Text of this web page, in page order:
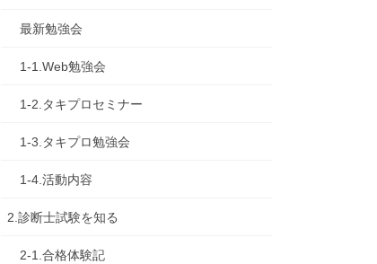
最新勉強会
1-1.Web勉強会
1-2.タキプロセミナー
1-3.タキプロ勉強会
1-4.活動内容
2.診断士試験を知る
2-1.合格体験記